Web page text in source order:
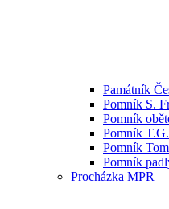
Památník
Pomník S.
Pomník
Pomník
Pomník
Pomník
Procházka MPR